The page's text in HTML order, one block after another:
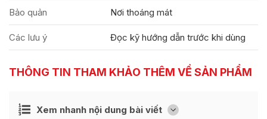
Bảo quản Nơi thoáng mát
Các lưu ý Đọc kỹ hướng dẫn trước khi dùng
THÔNG TIN THAM KHẢO THÊM VỀ SẢN PHẨM
Xem nhanh nội dung bài viết [
Ẩn